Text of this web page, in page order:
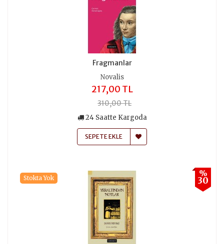
Fragmanlar
Novalis
217,00 TL
310,00 TL
24 Saatte Kargoda
SEPETE EKLE
%
30
Stokta Yok